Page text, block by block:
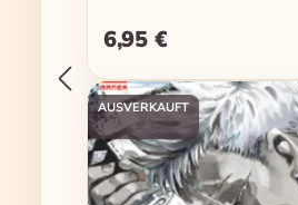
Regulärer Preis:
6,95 €
AUSVERKAUFT